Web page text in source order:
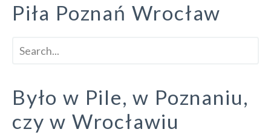
Piła Poznań Wrocław
Było w Pile, w Poznaniu,
czy w Wrocławiu